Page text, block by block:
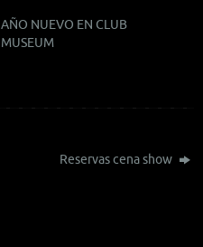
AÑO NUEVO EN CLUB
MUSEUM
Reservas cena show